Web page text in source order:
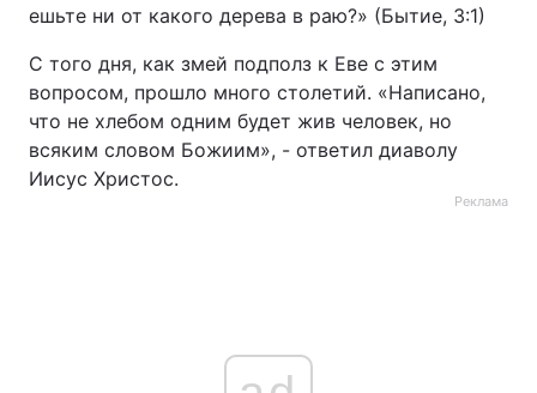
ешьте ни от какого дерева в раю?» (Бытие, 3:1)
С того дня, как змей подполз к Еве с этим
вопросом, прошло много столетий. «Написано,
что не хлебом одним будет жив человек, но
всяким словом Божиим», - ответил диаволу
Иисус Христос.
Реклама